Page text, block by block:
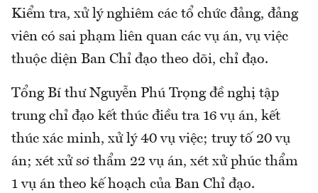
Kiểm tra, xử lý nghiêm các tổ chức đảng, đảng
viên có sai phạm liên quan các vụ án, vụ việc
thuộc diện Ban Chỉ đạo theo dõi, chỉ đạo.
Tổng Bí thư Nguyễn Phú Trọng đề nghị tập
trung chỉ đạo kết thúc điều tra 16 vụ án, kết
thúc xác minh, xử lý 40 vụ việc; truy tố 20 vụ
án; xét xử sơ thẩm 22 vụ án, xét xử phúc thẩm
1 vụ án theo kế hoạch của Ban Chỉ đạo.